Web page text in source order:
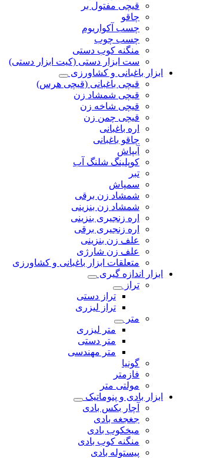
قیچی مفتول بر
چاقو
چسب آکواریوم
چسب چوب
منگنه کوب دستی
ست ابزار دستی (کیت ابزار دستی)
ابزار باغبانی و کشاورزی
قیچی باغبانی (قیچی هرس)
قیچی شمشاد زن
قیچی شاخه زن
قیچی چمن زن
اره باغبانی
چاقو باغبانی
آبپاش
کوپلینگ شلنگ آب
تبر
سمپاش
شمشاد زن برقی
شمشاد زن بنزینی
اره زنجیری بنزینی
اره زنجیری برقی
علف زن بنزینی
علف زن شارژی
متعلقات ابزار باغبانی و کشاورزی
ابزار اندازه گیری
تراز
تراز دستی
تراز لیزری
متر
متر لیزری
متر دستی
متر مهندسی
گونیا
فازمتر
مولتی متر
ابزار بادی و پنوماتیک
آچار بکس بادی
جغجغه بادی
میخکوب بادی
منگنه کوب بادی
پیستوله بادی